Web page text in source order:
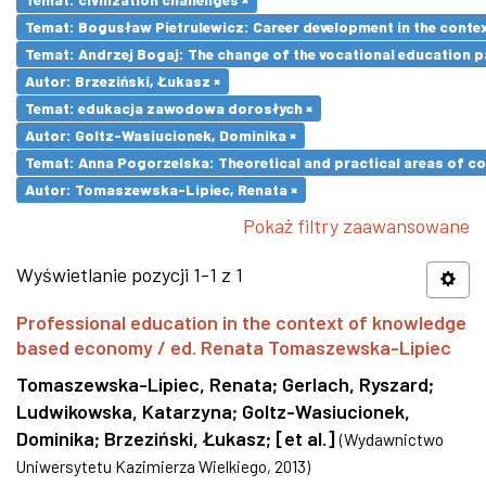
Temat: Bogusław Pietrulewicz: Career development in the
Temat: Andrzej Bogaj: The change of the vocational education
Autor: Brzeziński, Łukasz ×
Temat: edukacja zawodowa dorosłych ×
Autor: Goltz-Wasiucionek, Dominika ×
Temat: Anna Pogorzelska: Theoretical and practical areas of
Autor: Tomaszewska-Lipiec, Renata ×
Pokaż filtry zaawansowane
Wyświetlanie pozycji 1-1 z 1
Professional education in the context of knowledge
based economy / ed. Renata Tomaszewska-Lipiec
Tomaszewska-Lipiec, Renata; Gerlach, Ryszard;
Ludwikowska, Katarzyna; Goltz-Wasiucionek,
Dominika; Brzeziński, Łukasz; [et al.] (Wydawnictwo
Uniwersytetu Kazimierza Wielkiego, 2013)